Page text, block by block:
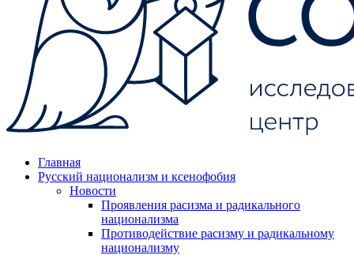
Главная
Русский национализм и ксенофобия
Новости
Проявления расизма и радикального
национализма
Противодействие расизму и радикальному
национализму